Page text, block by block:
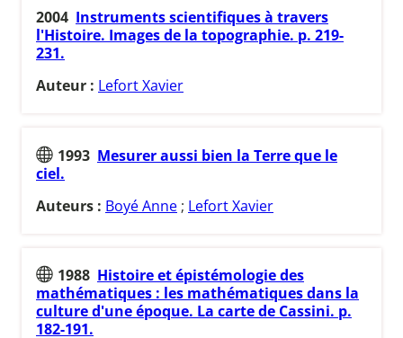
2004 Instruments scientifiques à travers
l'Histoire. Images de la topographie. p. 219-
231.
Auteur : Lefort Xavier
1993 Mesurer aussi bien la Terre que le
ciel.
Auteurs : Boyé Anne ; Lefort Xavier
1988 Histoire et épistémologie des
mathématiques : les mathématiques dans la
culture d'une époque. La carte de Cassini. p.
182-191.